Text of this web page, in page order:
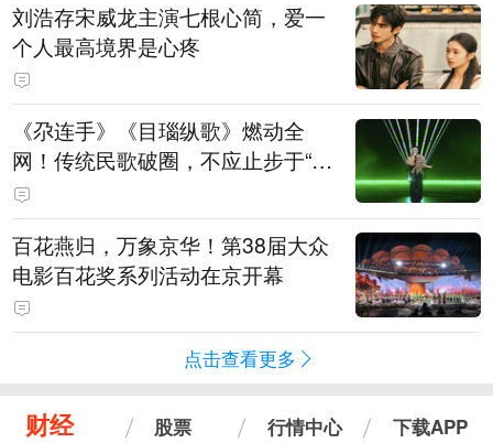
刘浩存宋威龙主演七根心简，爱一
个人最高境界是心疼
《尕连手》《目瑙纵歌》燃动全
网！传统民歌破圈，不应止步于“上
头”
百花燕归，万象京华！第38届大众
电影百花奖系列活动在京开幕
点击查看更多
财经 股票 行情中心 下载APP